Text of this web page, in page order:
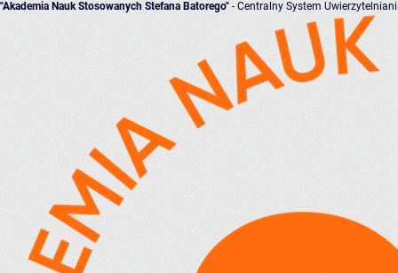
"Akademia Nauk Stosowanych Stefana Batorego" - Centralny System